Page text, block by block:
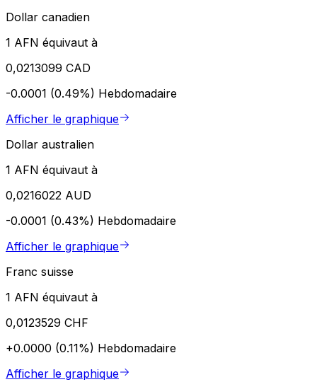
Dollar canadien
1 AFN équivaut à
0,0213099 CAD
-0.0001 (0.49%) Hebdomadaire
Afficher le graphique
Dollar australien
1 AFN équivaut à
0,0216022 AUD
-0.0001 (0.43%) Hebdomadaire
Afficher le graphique
Franc suisse
1 AFN équivaut à
0,0123529 CHF
+0.0000 (0.11%) Hebdomadaire
Afficher le graphique